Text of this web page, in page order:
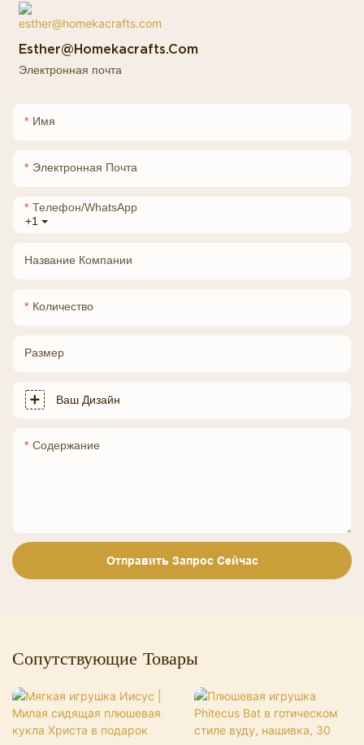
Esther@homekacrafts.com
Электронная почта
Имя
Электронная Почта
+1
Телефон/WhatsApp
Название Компании
Количество
Размер
Ваш Дизайн
Содержание
Отправить Запрос Сейчас
Сопутствующие Товары